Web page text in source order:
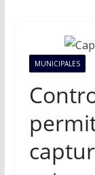
MUNICIPALES